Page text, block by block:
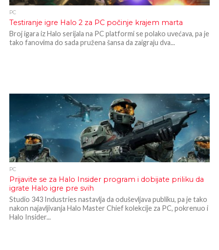
PC
Testiranje igre Halo 2 za PC počinje krajem marta
Broj igara iz Halo serijala na PC platformi se polako uvećava, pa je
tako fanovima do sada pružena šansa da zaigraju dva...
PC
Prijavite se za Halo Insider program i dobijate priliku da
igrate Halo igre pre svih
Studio 343 Industries nastavlja da oduševljava publiku, pa je tako
nakon najavljivanja Halo Master Chief kolekcije za PC, pokrenuo i
Halo Insider...